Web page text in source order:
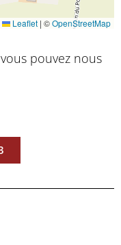
Leaflet | ©OpenStreetMap
pouvez nous